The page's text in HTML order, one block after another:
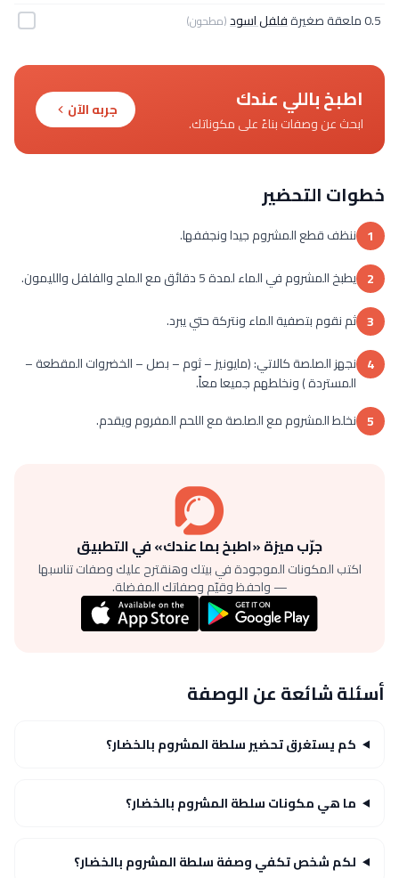
0.5 ملعقة صغيرة
فلفل اسود(مطحون)
اطبخ باللي عندك
ابحث عن وصفات بناءً على مكوناتك.
جربه الآن
خطوات التحضير
1 ننظف قطع المشروم جيدا ونجففها.
2 يطبخ المشروم في الماء لمدة 5 دقائق مع الملح والفلفل والليمون.
3 ثم نقوم بتصفية الماء ونتركة حتي يبرد.
4 نجهز الصلصة كالاتي: (مايونيز – ثوم – بصل – الخضروات المقطعة –
المستردة ) ونخلطهم جميعا معاً.
5 نخلط المشروم مع الصلصة مع اللحم المفروم ويقدم.
جرّب ميزة «اطبخ بما عندك» في التطبيق
اكتب المكونات الموجودة في بيتك وهنقترح عليك وصفات تناسبها
— واحفظ وقيّم وصفاتك المفضلة.
أسئلة شائعة عن الوصفة
كم يستغرق تحضير سلطة المشروم بالخضار؟
ما هي مكونات سلطة المشروم بالخضار؟
لكم شخص تكفي وصفة سلطة المشروم بالخضار؟